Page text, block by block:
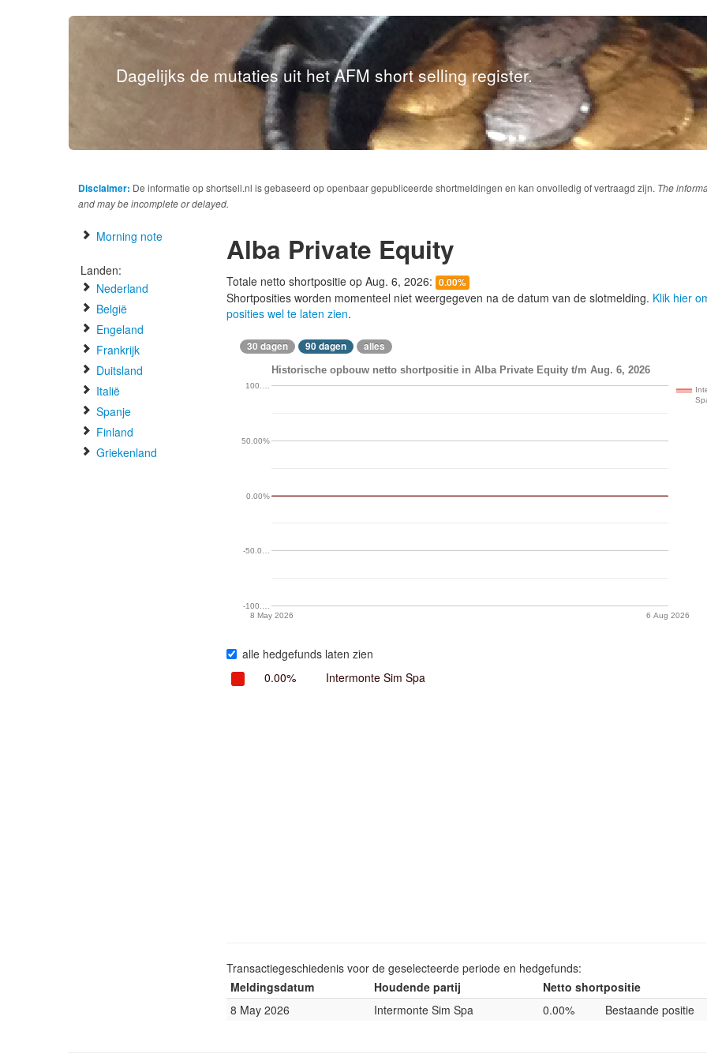
Dagelijks de mutaties uit het AFM short selling register.
Disclaimer: De informatie op shortsell.nl is gebaseerd op openbaar gepubliceerde shortmeldingen en kan onvolledig of vertraagd zijn. The
and may be incomplete or delayed.
Morning note
Landen:
Nederland
België
Engeland
Frankrijk
Duitsland
Italië
Spanje
Finland
Griekenland
Alba Private Equity
Totale netto shortpositie op Aug. 6, 2026: 0.00%
Shortposities worden momenteel niet weergegeven na de datum van de slotmelding. Klik hier
posities wel te laten zien.
30 dagen 90 dagen alles
Historische opbouw netto shortpositie in Alba Private Equity t/m Aug. 6, 2026
8 May 2026 6 Aug 2026
-100.…
-50.0…
0.00%
50.00%
100.…
alle hedgefunds laten zien
0.00%
Intermonte Sim Spa
Transactiegeschiedenis voor de geselecteerde periode en hedgefunds:
Meldingsdatum
Houdende partij
Netto shortpositie
8 May 2026
Intermonte Sim Spa 0.00% Bestaande positie